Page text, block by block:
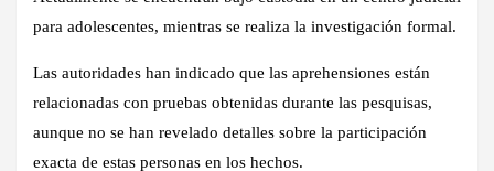
para adolescentes, mientras se realiza la investigación formal.
Las autoridades han indicado que las aprehensiones están
relacionadas con pruebas obtenidas durante las pesquisas,
aunque no se han revelado detalles sobre la participación
exacta de estas personas en los hechos.